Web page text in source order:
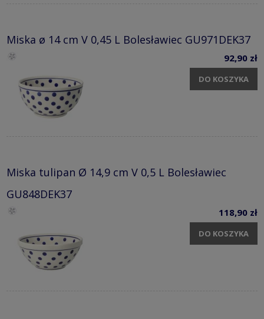
Miska ø 14 cm V 0,45 L Bolesławiec GU971DEK37
92,90 zł
DO KOSZYKA
Miska tulipan Ø 14,9 cm V 0,5 L Bolesławiec
GU848DEK37
118,90 zł
DO KOSZYKA